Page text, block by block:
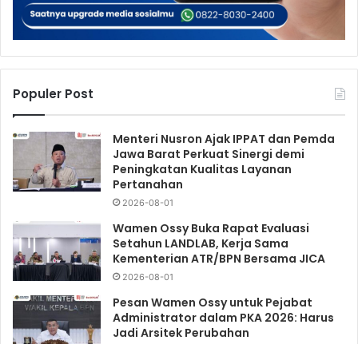
Populer Post
Menteri Nusron Ajak IPPAT dan Pemda
Jawa Barat Perkuat Sinergi demi
Peningkatan Kualitas Layanan
Pertanahan
2026-08-01
Wamen Ossy Buka Rapat Evaluasi
Setahun LANDLAB, Kerja Sama
Kementerian ATR/BPN Bersama JICA
2026-08-01
Pesan Wamen Ossy untuk Pejabat
Administrator dalam PKA 2026: Harus
Jadi Arsitek Perubahan